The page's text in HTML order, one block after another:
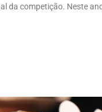
da competição. Neste